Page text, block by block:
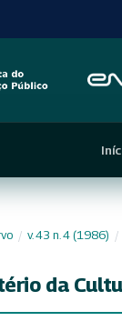
/ v. 43 n. 4 (1986) /
da